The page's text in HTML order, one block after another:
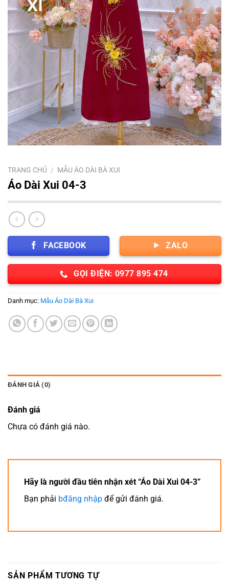
TRANG CHỦ / MẪU ÁO DÀI BÀ XUI
Áo Dài Xui 04-3
FACEBOOK ZALO
GỌI ĐIỆN: 0977 895 474
Danh mục: Mẫu Áo Dài Bà Xui
ĐÁNH GIÁ (0)
Đánh giá
Chưa có đánh giá nào.
Hãy là người đầu tiên nhận xét “Áo Dài Xui 04-3”
Bạn phải bđăng nhập để gửi đánh giá.
SẢN PHẨM TƯƠNG TỰ